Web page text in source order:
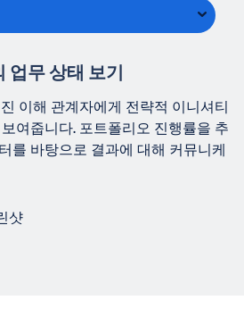
업무 상태 보기
이해 관계자에게 전략적 이니셔티
여줍니다. 포트폴리오 진행률을 추
를 바탕으로 결과에 대해 커뮤니케